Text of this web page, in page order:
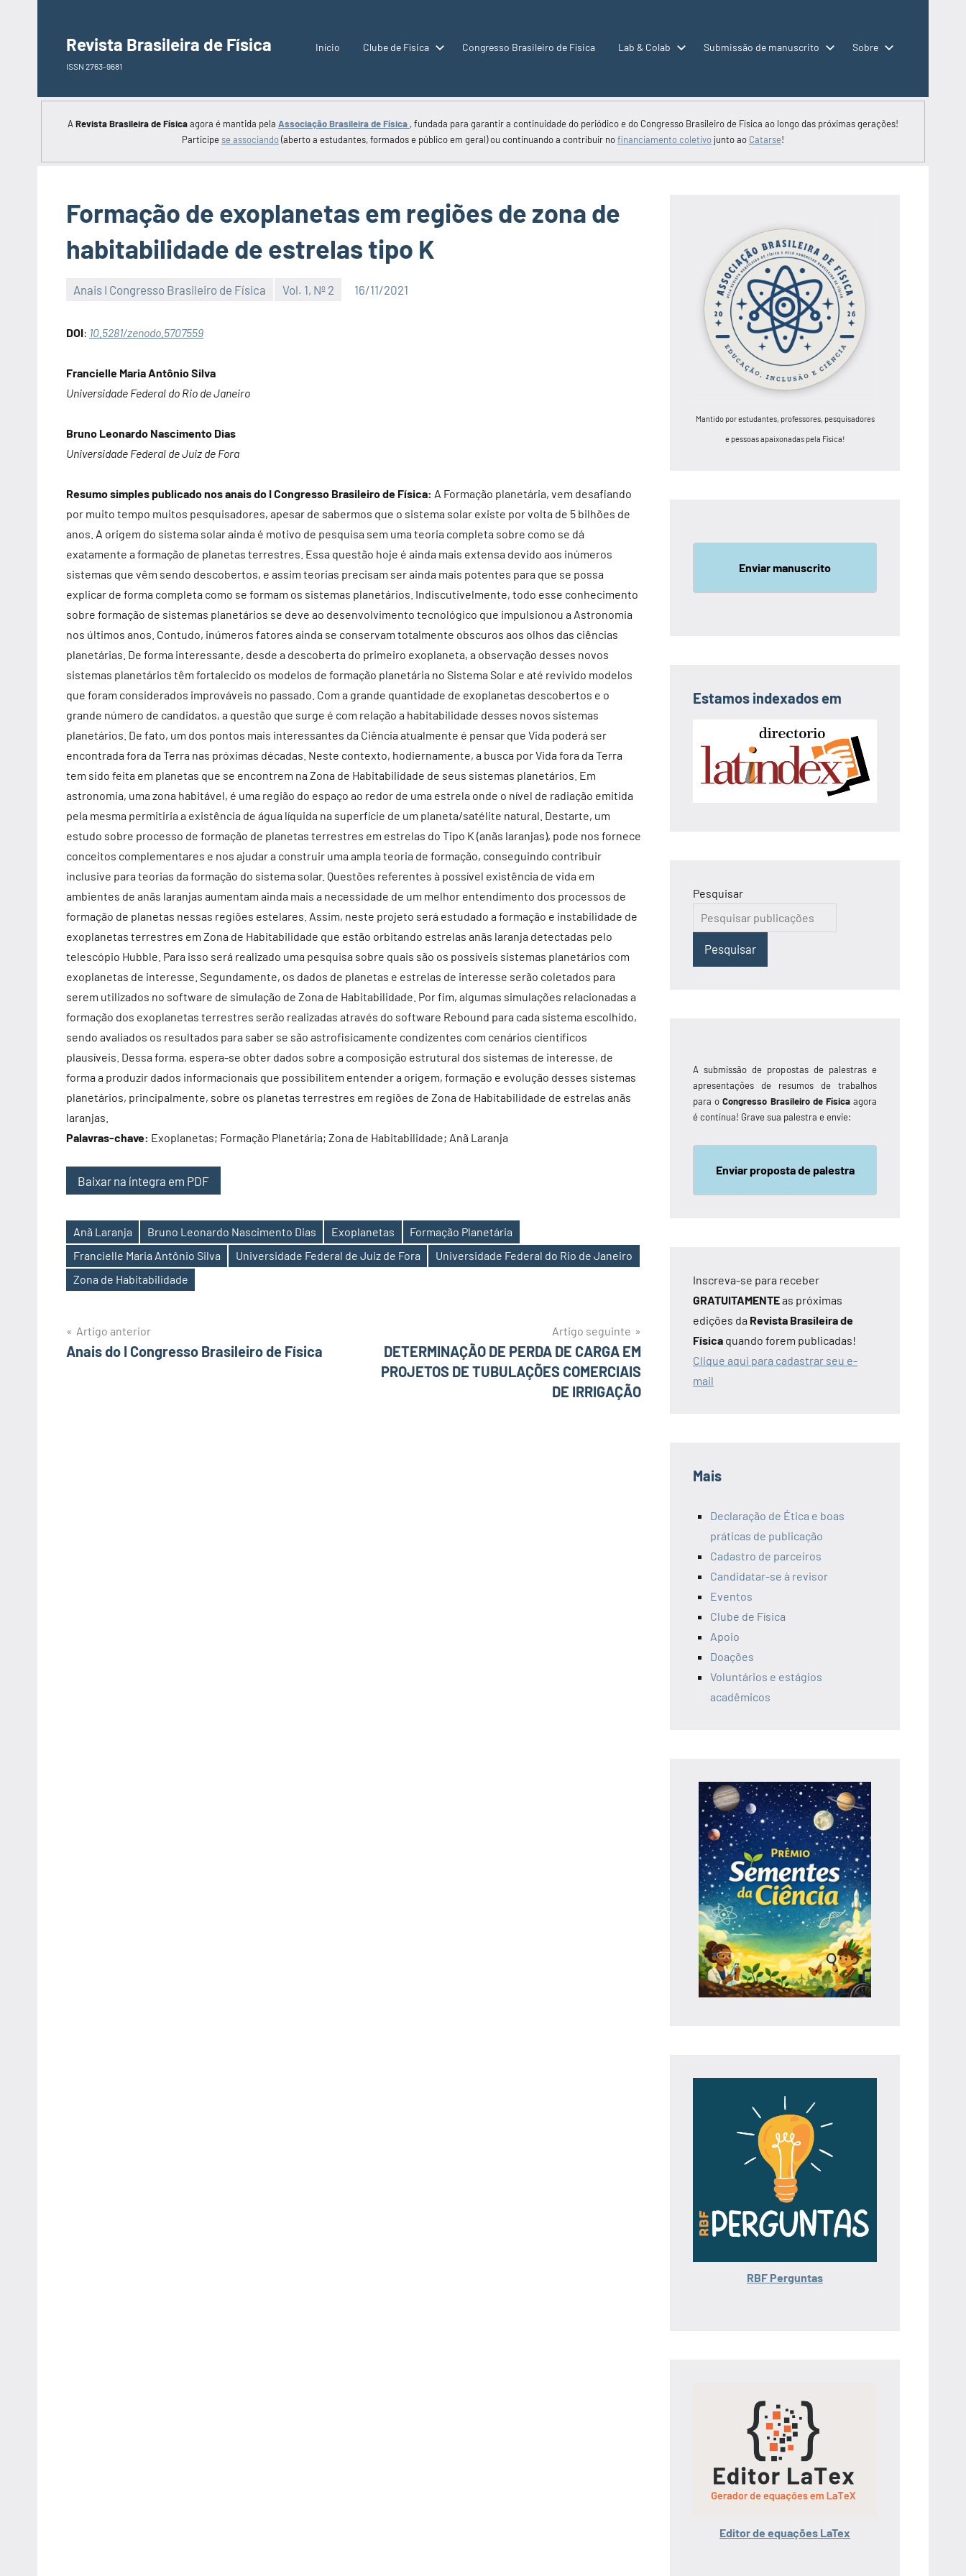
conteúdo
Revista Brasileira de Física
ISSN 2763-9681
Início Clube de Física Congresso Brasileiro de Física Lab & Colab Submissão de manuscrito Sobre
A Revista Brasileira de Físicaagora é mantida pela Associação Brasileira de Física , fundada para garantir a continuidade do periódico e do Congresso Brasileiro de Física ao longo das próximas gerações!
Participese associando(aberto a estudantes, formados e público em geral) ou continuando a contribuir nofinanciamento coletivo junto ao Catarse!
Formação de exoplanetas em regiões de zona de
habitabilidade de estrelas tipo K
Anais I Congresso Brasileiro de Física Vol. 1, Nº 2 16/11/2021
DOI: 10.5281/zenodo.5707559
Francielle Maria Antônio Silva
Universidade Federal do Rio de Janeiro
Bruno Leonardo Nascimento Dias
Universidade Federal de Juiz de Fora
Resumo simples publicado nos anais do I Congresso Brasileiro de Física: A Formação planetária, vem desafiando
por muito tempo muitos pesquisadores, apesar de sabermos que o sistema solar existe por volta de 5 bilhões de
anos. A origem do sistema solar ainda é motivo de pesquisa sem uma teoria completa sobre como se dá
exatamente a formação de planetas terrestres. Essa questão hoje é ainda mais extensa devido aos inúmeros
sistemas que vêm sendo descobertos, e assim teorias precisam ser ainda mais potentes para que se possa
explicar de forma completa como se formam os sistemas planetários. Indiscutivelmente, todo esse conhecimento
sobre formação de sistemas planetários se deve ao desenvolvimento tecnológico que impulsionou a Astronomia
nos últimos anos. Contudo, inúmeros fatores ainda se conservam totalmente obscuros aos olhos das ciências
planetárias. De forma interessante, desde a descoberta do primeiro exoplaneta, a observação desses novos
sistemas planetários têm fortalecido os modelos de formação planetária no Sistema Solar e até revivido modelos
que foram considerados improváveis no passado. Com a grande quantidade de exoplanetas descobertos e o
grande número de candidatos, a questão que surge é com relação a habitabilidade desses novos sistemas
planetários. De fato, um dos pontos mais interessantes da Ciência atualmente é pensar que Vida poderá ser
encontrada fora da Terra nas próximas décadas. Neste contexto, hodiernamente, a busca por Vida fora da Terra
tem sido feita em planetas que se encontrem na Zona de Habitabilidade de seus sistemas planetários. Em
astronomia, uma zona habitável, é uma região do espaço ao redor de uma estrela onde o nível de radiação emitida
pela mesma permitiria a existência de água líquida na superfície de um planeta/satélite natural. Destarte, um
estudo sobre processo de formação de planetas terrestres em estrelas do Tipo K (anãs laranjas), pode nos fornece
conceitos complementares e nos ajudar a construir uma ampla teoria de formação, conseguindo contribuir
inclusive para teorias da formação do sistema solar. Questões referentes à possível existência de vida em
ambientes de anãs laranjas aumentam ainda mais a necessidade de um melhor entendimento dos processos de
formação de planetas nessas regiões estelares. Assim, neste projeto será estudado a formação e instabilidade de
exoplanetas terrestres em Zona de Habitabilidade que estão orbitando estrelas anãs laranja detectadas pelo
telescópio Hubble. Para isso será realizado uma pesquisa sobre quais são os possíveis sistemas planetários com
exoplanetas de interesse. Segundamente, os dados de planetas e estrelas de interesse serão coletados para
serem utilizados no software de simulação de Zona de Habitabilidade. Por fim, algumas simulações relacionadas a
formação dos exoplanetas terrestres serão realizadas através do software Rebound para cada sistema escolhido,
sendo avaliados os resultados para saber se são astrofisicamente condizentes com cenários científicos
plausíveis. Dessa forma, espera-se obter dados sobre a composição estrutural dos sistemas de interesse, de
forma a produzir dados informacionais que possibilitem entender a origem, formação e evolução desses sistemas
planetários, principalmente, sobre os planetas terrestres em regiões de Zona de Habitabilidade de estrelas anãs
laranjas.
Palavras-chave: Exoplanetas; Formação Planetária; Zona de Habitabilidade; Anã Laranja
Baixar na íntegra em PDF
Etiquetas
Anã Laranja Bruno Leonardo Nascimento Dias Exoplanetas
Formação Planetária
Francielle Maria Antônio Silva
Universidade Federal de Juiz de Fora
Universidade Federal do Rio de Janeiro
Zona de Habitabilidade
Navegação
Artigo anterior
Anais do I Congresso Brasileiro de Física
Artigo seguinte
DETERMINAÇÃO DE PERDA DE CARGA EM
PROJETOS DE TUBULAÇÕES COMERCIAIS
DE IRRIGAÇÃO
Mantido por estudantes, professores, pesquisadores
e pessoas apaixonadas pela Física!
Enviar manuscrito
Estamos indexados em
Pesquisar
Pesquisar
A submissão de propostas de palestras e
apresentações de resumos de trabalhos
para oCongresso Brasileiro de Físicaagora
é contínua! Grave sua palestra e envie:
Enviar proposta de palestra
Inscreva-se para receber
GRATUITAMENTEas próximas
edições da Revista Brasileira de
Física quando forem publicadas!
Clique aqui para cadastrar seu e-
mail
Mais
Declaração de Ética e boas
práticas de publicação
Cadastro de parceiros
Candidatar-se à revisor
Eventos
Clube de Física
Apoio
Doações
Voluntários e estágios
acadêmicos
RBF Perguntas
Editor de equações LaTex